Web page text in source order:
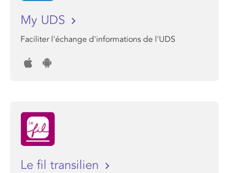
My UDS
Faciliter l'échange d'informations de l'UDS
Le fil transilien